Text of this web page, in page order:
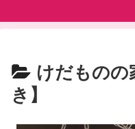
けだものの
き】